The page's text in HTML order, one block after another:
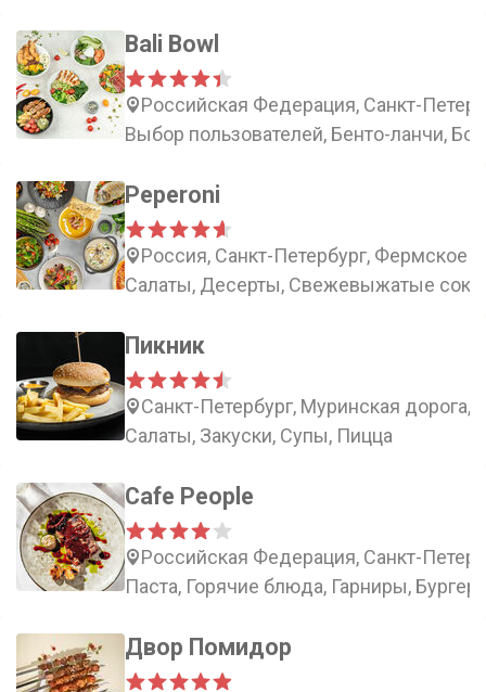
Bali Bowl
Российская Федерация, Санкт-
Выбор пользователей, Бенто-ланчи,
Peperoni
Россия, Санкт-Петербург, Фермское
Салаты, Десерты, Свежевыжатые
Пикник
Санкт-Петербург, Муринская дорога,
Салаты, Закуски, Супы, Пицца
Cafe People
Российская Федерация, Санкт-
Паста, Горячие блюда, Гарниры,
Двор Помидор